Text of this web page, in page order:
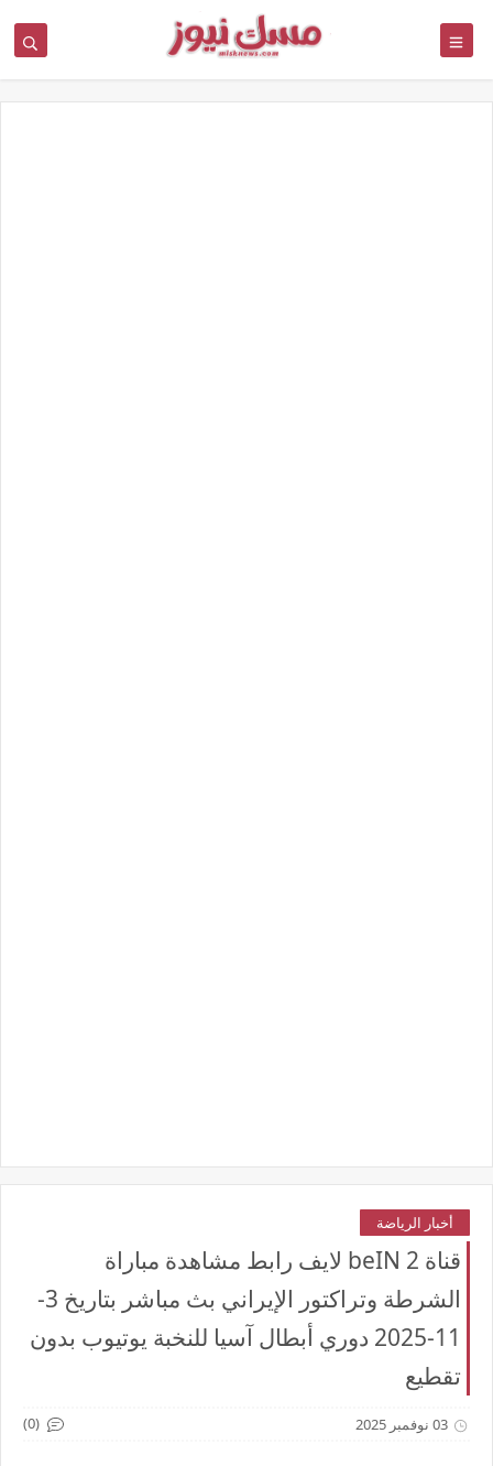
أخبار الرياضة
قناة beIN 2 لايف رابط مشاهدة مباراة
الشرطة وتراكتور الإيراني بث مباشر بتاريخ 3-
11-2025 دوري أبطال آسيا للنخبة يوتيوب بدون
تقطيع
03 نوفمبر 2025 (0)